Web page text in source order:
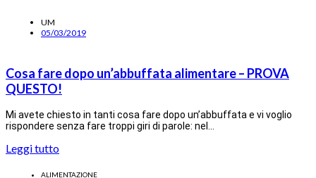
UM
05/03/2019
Cosa fare dopo un’abbuffata alimentare – PROVA
QUESTO!
Mi avete chiesto in tanti cosa fare dopo un’abbuffata e vi voglio
rispondere senza fare troppi giri di parole: nel…
Leggi tutto
ALIMENTAZIONE